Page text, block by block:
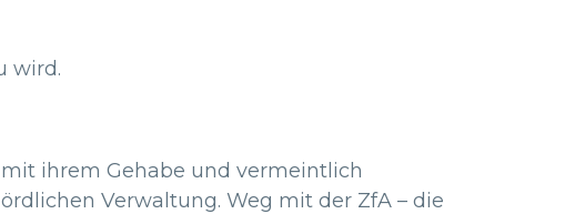
wird.
ihrem Gehabe und vermeintlich
Verwaltung. Weg mit der ZfA – die